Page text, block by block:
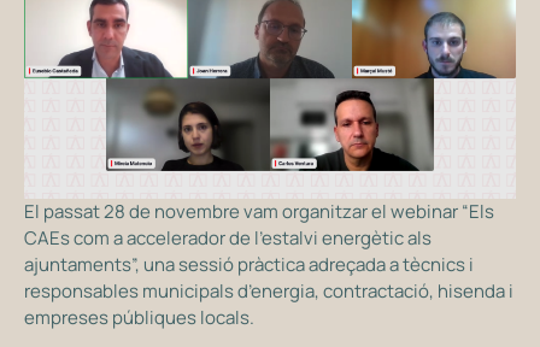
El passat 28 de novembre vam organitzar el webinar “Els
CAEs com a accelerador de l’estalvi energètic als
ajuntaments”, una sessió pràctica adreçada a tècnics i
responsables municipals d’energia, contractació, hisenda i
empreses públiques locals.